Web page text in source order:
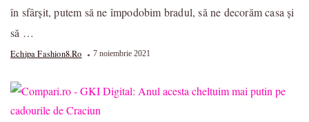
în sfârșit, putem să ne împodobim bradul, să ne decorăm casa și
să …
Echipa Fashion8.ro 7 noiembrie 2021